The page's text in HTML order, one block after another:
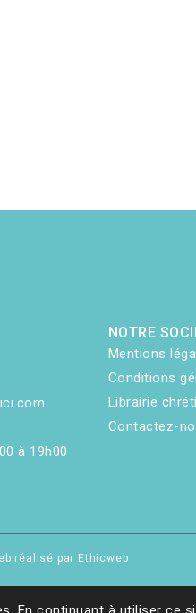
à 19h00
NOTRE
Mentions
Conditions
Librairie
Contactez-
réalisé par Ethicweb